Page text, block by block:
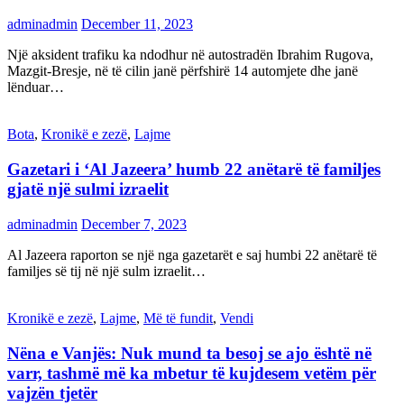
adminadmin December 11, 2023
Një aksident trafiku ka ndodhur në autostradën Ibrahim Rugova,
Mazgit-Bresje, në të cilin janë përfshirë 14 automjete dhe janë
lënduar…
Bota, Kronikë e zezë, Lajme
Gazetari i ‘Al Jazeera’ humb 22 anëtarë të familjes
gjatë një sulmi izraelit
adminadmin December 7, 2023
Al Jazeera raporton se një nga gazetarët e saj humbi 22 anëtarë të
familjes së tij në një sulm izraelit…
Kronikë e zezë, Lajme, Më të fundit, Vendi
Nëna e Vanjës: Nuk mund ta besoj se ajo është në
varr, tashmë më ka mbetur të kujdesem vetëm për
vajzën tjetër